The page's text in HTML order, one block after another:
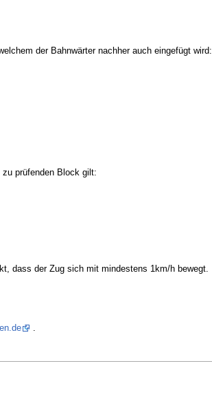
der Bahnwärter nachher auch eingefügt wird:
prüfenden Block gilt:
dass der Zug sich mit mindestens 1km/h bewegt.